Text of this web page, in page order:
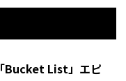
Bucket List」エピ